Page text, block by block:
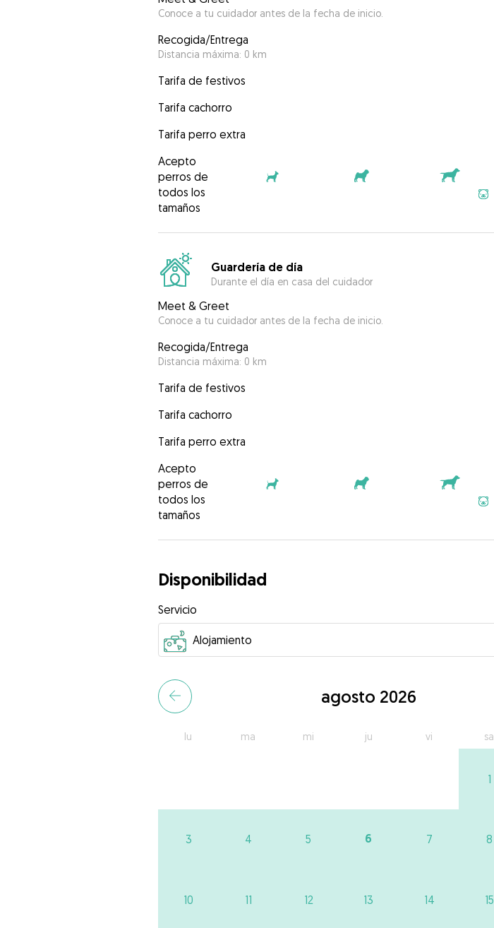
Conoce a tu cuidador antes de la fecha de inicio.
Recogida/Entrega
Distancia máxima: 0 km
Tarifa de festivos
Tarifa cachorro
Tarifa perro extra
Acepto
perros de
todos los
tamaños
Guardería de día
Durante el día en casa del cuidador
Meet & Greet
Conoce a tu cuidador antes de la fecha de inicio.
Recogida/Entrega
Distancia máxima: 0 km
Tarifa de festivos
Tarifa cachorro
Tarifa perro extra
Acepto
perros de
todos los
tamaños
Disponibilidad
Servicio
agosto 2026
lu ma mi ju vi sa
1
3 4 5 6 7 8
10 11 12 13 14 15